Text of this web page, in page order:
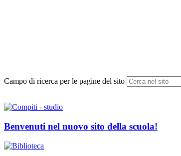
Campo di ricerca per le pagine del sito
Benvenuti nel nuovo sito della scuola!